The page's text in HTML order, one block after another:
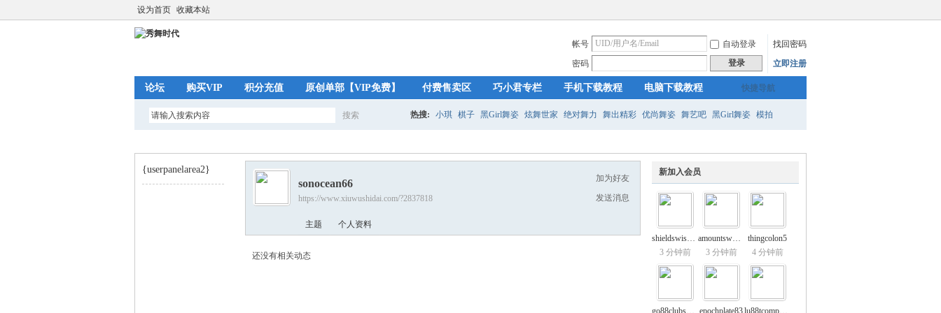
设为首页 收藏本站
帐号 自动登录
找回密码
密码
登录 立即注册
快捷导航
论坛 购买VIP 积分充值 原创单部【VIP免费】 付费售卖区 巧小君专栏 手机下载教程 电脑下载教程
搜索
索
热搜: 小琪 棋子 黑Girl舞姿 炫舞世家 绝对舞力 舞出精彩 优尚舞姿 舞艺吧 黑Girl舞姿 模拍
{userpanelarea2} 新加入会员
shieldswiss35
3 分钟前
amountsword0
3 分钟前
thingcolon5
4 分钟前
go88clubshop epochplate83
lu88tcompanyD
加为好友
发送消息
sonocean66
https://www.xiuwushidai.com/?2837818
主题 个人资料
还没有相关动态